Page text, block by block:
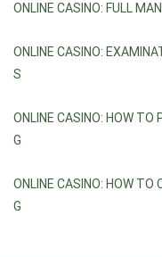
ONLINE CASINO: FULL
ONLINE CASINO:
S
ONLINE CASINO: HOW TO
G
ONLINE CASINO: HOW TO
G